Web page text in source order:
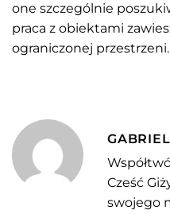
one szczególnie
praca z obiektami
ograniczonej przestrzeni.
Cześć
swojego